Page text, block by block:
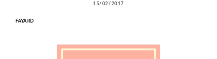
15/02/2017
FAYARD